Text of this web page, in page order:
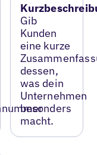
Gib
Kunden
eine kurze
dessen,
was dein
Unternehmen
besonders
macht.